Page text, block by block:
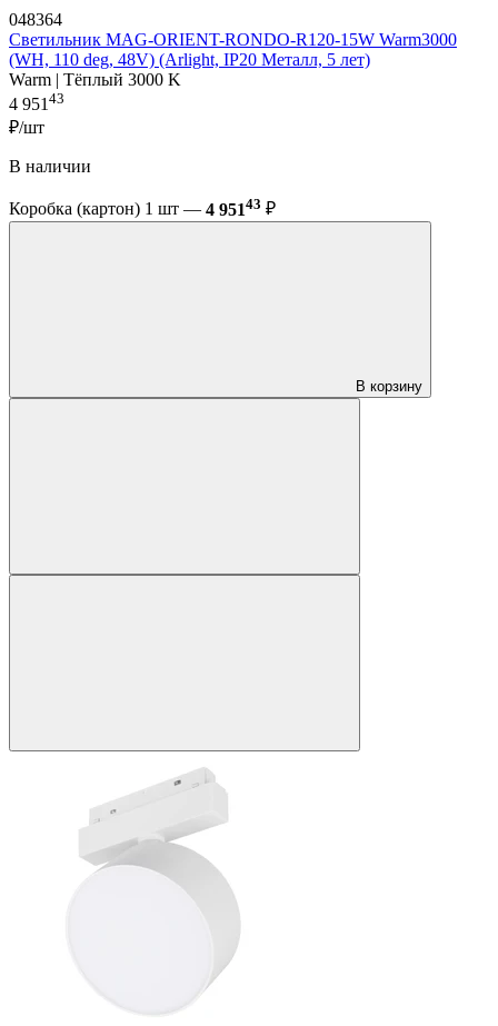
048364
Светильник MAG-ORIENT-RONDO-R120-15W Warm3000
(WH, 110 deg, 48V) (Arlight, IP20 Металл, 5 лет)
Warm | Тёплый 3000 K
4 951 43
₽/шт
В наличии
Коробка (картон) 1 шт — 4 95143 ₽
В корзину